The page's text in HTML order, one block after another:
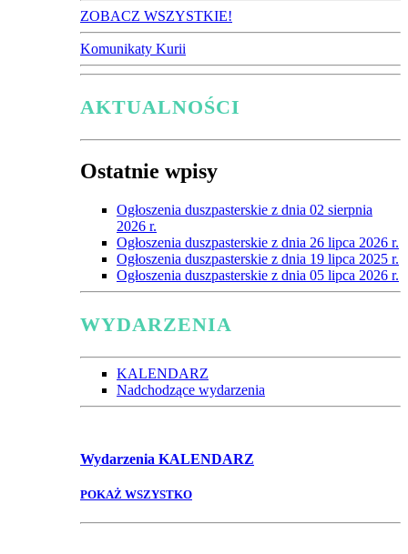
ZOBACZ WSZYSTKIE!
Komunikaty Kurii
AKTUALNOŚCI
Ostatnie wpisy
Ogłoszenia duszpasterskie z dnia 02 sierpnia
2026 r.
Ogłoszenia duszpasterskie z dnia 26 lipca 2026 r.
Ogłoszenia duszpasterskie z dnia 19 lipca 2025 r.
Ogłoszenia duszpasterskie z dnia 05 lipca 2026 r.
WYDARZENIA
KALENDARZ
Nadchodzące wydarzenia
Wydarzenia KALENDARZ
POKAŻ WSZYSTKO